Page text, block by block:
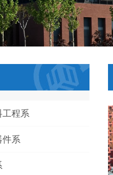
工程系
件系